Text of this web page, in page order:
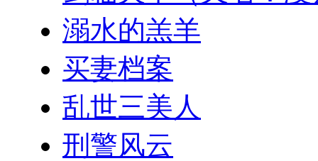
溺水的羔羊
买妻档案
乱世三美人
刑警风云